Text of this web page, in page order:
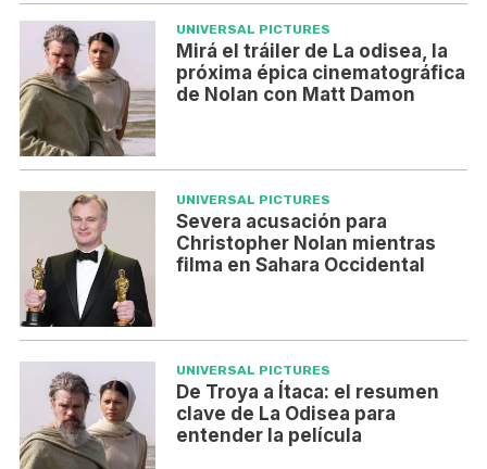
UNIVERSAL PICTURES
Mirá el tráiler de La odisea, la
próxima épica cinematográfica
de Nolan con Matt Damon
UNIVERSAL PICTURES
Severa acusación para
Christopher Nolan mientras
filma en Sahara Occidental
UNIVERSAL PICTURES
De Troya a Ítaca: el resumen
clave de La Odisea para
entender la película